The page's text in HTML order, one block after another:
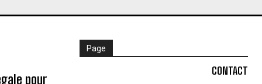
pour
Page
CONTACT